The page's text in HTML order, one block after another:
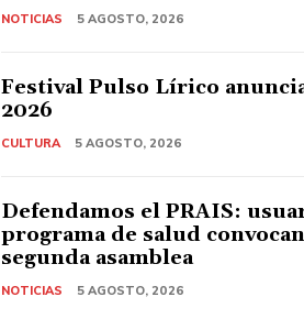
NOTICIAS 5 AGOSTO, 2026
Festival Pulso Lírico
2026
CULTURA 5 AGOSTO, 2026
Defendamos el PRAIS:
programa de salud
segunda asamblea
NOTICIAS 5 AGOSTO, 2026